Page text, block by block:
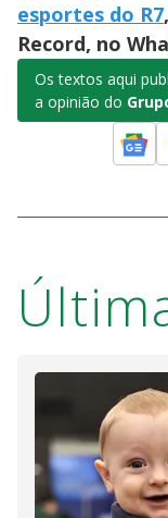
esportes do R7
Record, no
Os textos aqui
a opinião do